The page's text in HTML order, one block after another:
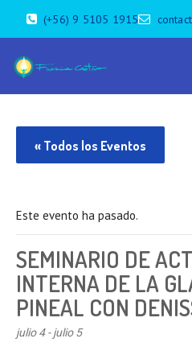
(+56) 9 5105 1915
« Todos los Eventos
Este evento ha pasado.
SEMINARIO DE
INTERNA DE LA
PINEAL CON
julio 4-julio 5